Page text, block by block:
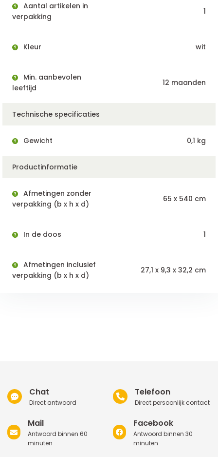
Aantal artikelen in
verpakking
1
Kleur wit
Min. aanbevolen
leeftijd
12 maanden
Technische specificaties
Gewicht 0,1 kg
Productinformatie
Afmetingen zonder
verpakking (b x h x d)
65 x 540 cm
In de doos 1
Afmetingen inclusief
verpakking (b x h x d)
27,1 x 9,3 x 32,2 cm
Chat
Direct antwoord
Telefoon
Direct persoonlijk contact
Mail
Antwoord binnen 60
minuten
Facebook
Antwoord binnen 30
minuten